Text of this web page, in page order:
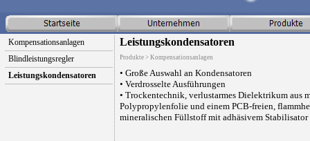
Leistungskondensatoren
Produkte > Kompensationsanlagen
• Große Auswahl an Kondensatoren
• Verdrosselte Ausführungen
• Trockentechnik, verlustarmes Dielektrikum aus
Polypropylenfolie und einem PCB-freien,
mineralischen Füllstoff mit adhäsivem Stabilisator
Kompensationsanlagen
Blindleistungsregler
Leistungskondensatoren